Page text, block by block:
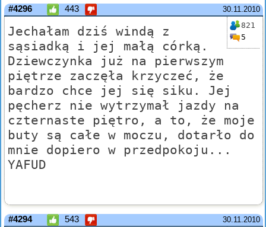
30.11.2010
#4296 443
821
5
Jechałam dziś windą z
sąsiadką i jej małą córką.
Dziewczynka już na pierwszym
piętrze zaczęła krzyczeć, że
bardzo chce jej się siku. Jej
pęcherz nie wytrzymał jazdy na
czternaste piętro, a to, że moje
buty są całe w moczu, dotarło do
mnie dopiero w przedpokoju...
YAFUD
30.11.2010
#4294 543